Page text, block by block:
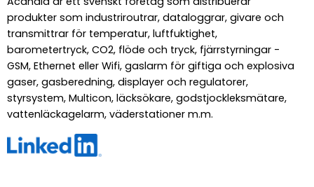
produkter som industriroutrar, dataloggrar, givare och
transmittrar för temperatur, luftfuktighet,
barometertryck, CO2, flöde och tryck, fjärrstyrningar -
GSM, Ethernet eller Wifi, gaslarm för giftiga och explosiva
gaser, gasberedning, displayer och regulatorer,
styrsystem, Multicon, läcksökare, godstjockleksmätare,
vattenläckagelarm, väderstationer m.m.